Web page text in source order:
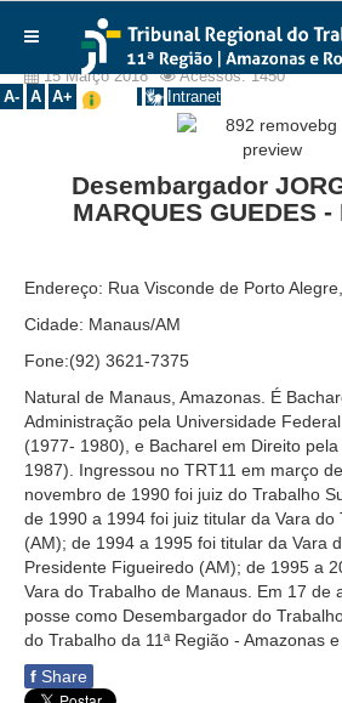
English
Português Español
A- A A+ Intranet
Início
Varas do Trabalho
Diretor Cemej
Galerias
Diretores CEMEJ11ª
Fundadores
Presidentes
Vice-Presidentes
Corregedores
Prédios
Exposição Virtual
Ensino de História e Labor -
do Trabalho na Zona Leste de
fotografia
Presidente
15 Março 2018 Acessos: 1450
Desembargador
MARQUES GUEDES
Endereço: Rua Visconde de Porto
Cidade: Manaus/AM
Fone:(92) 3621-7375
Natural de Manaus, Amazonas. É
Administração pela Universidade
(1977- 1980), e Bacharel em Direito
1987). Ingressou no TRT11 em março
novembro de 1990 foi juiz do Trabalho
de 1990 a 1994 foi juiz titular da Vara do
(AM); de 1994 a 1995 foi titular da Vara
Presidente Figueiredo (AM); de 1995 a
Vara do Trabalho de Manaus. Em 17 de
posse como Desembargador do
do Trabalho da 11ª Região - Amazonas
f Share